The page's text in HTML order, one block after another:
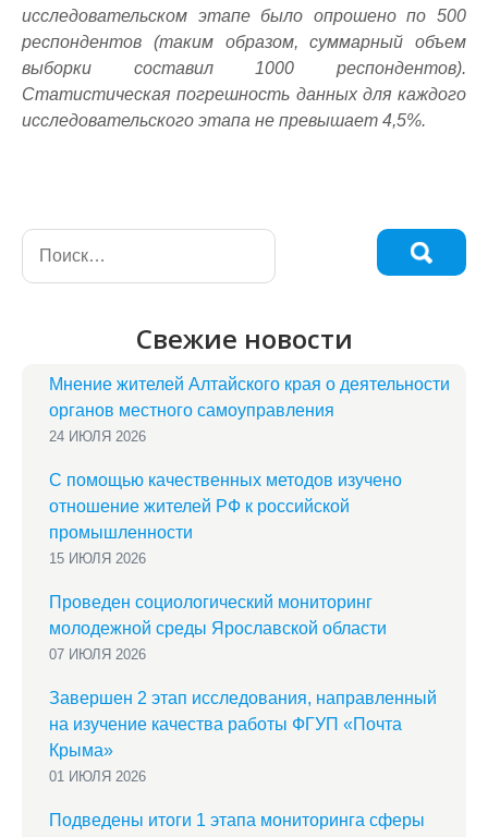
исследовательском этапе было опрошено по 500
респондентов (таким образом, суммарный объем
выборки составил 1000 респондентов).
Статистическая погрешность данных для каждого
исследовательского этапа не превышает 4,5%.
Свежие новости
Мнение жителей Алтайского края о деятельности
органов местного самоуправления
24 ИЮЛЯ 2026
С помощью качественных методов изучено
отношение жителей РФ к российской
промышленности
15 ИЮЛЯ 2026
Проведен социологический мониторинг
молодежной среды Ярославской области
07 ИЮЛЯ 2026
Завершен 2 этап исследования, направленный
на изучение качества работы ФГУП «Почта
Крыма»
01 ИЮЛЯ 2026
Подведены итоги 1 этапа мониторинга сферы